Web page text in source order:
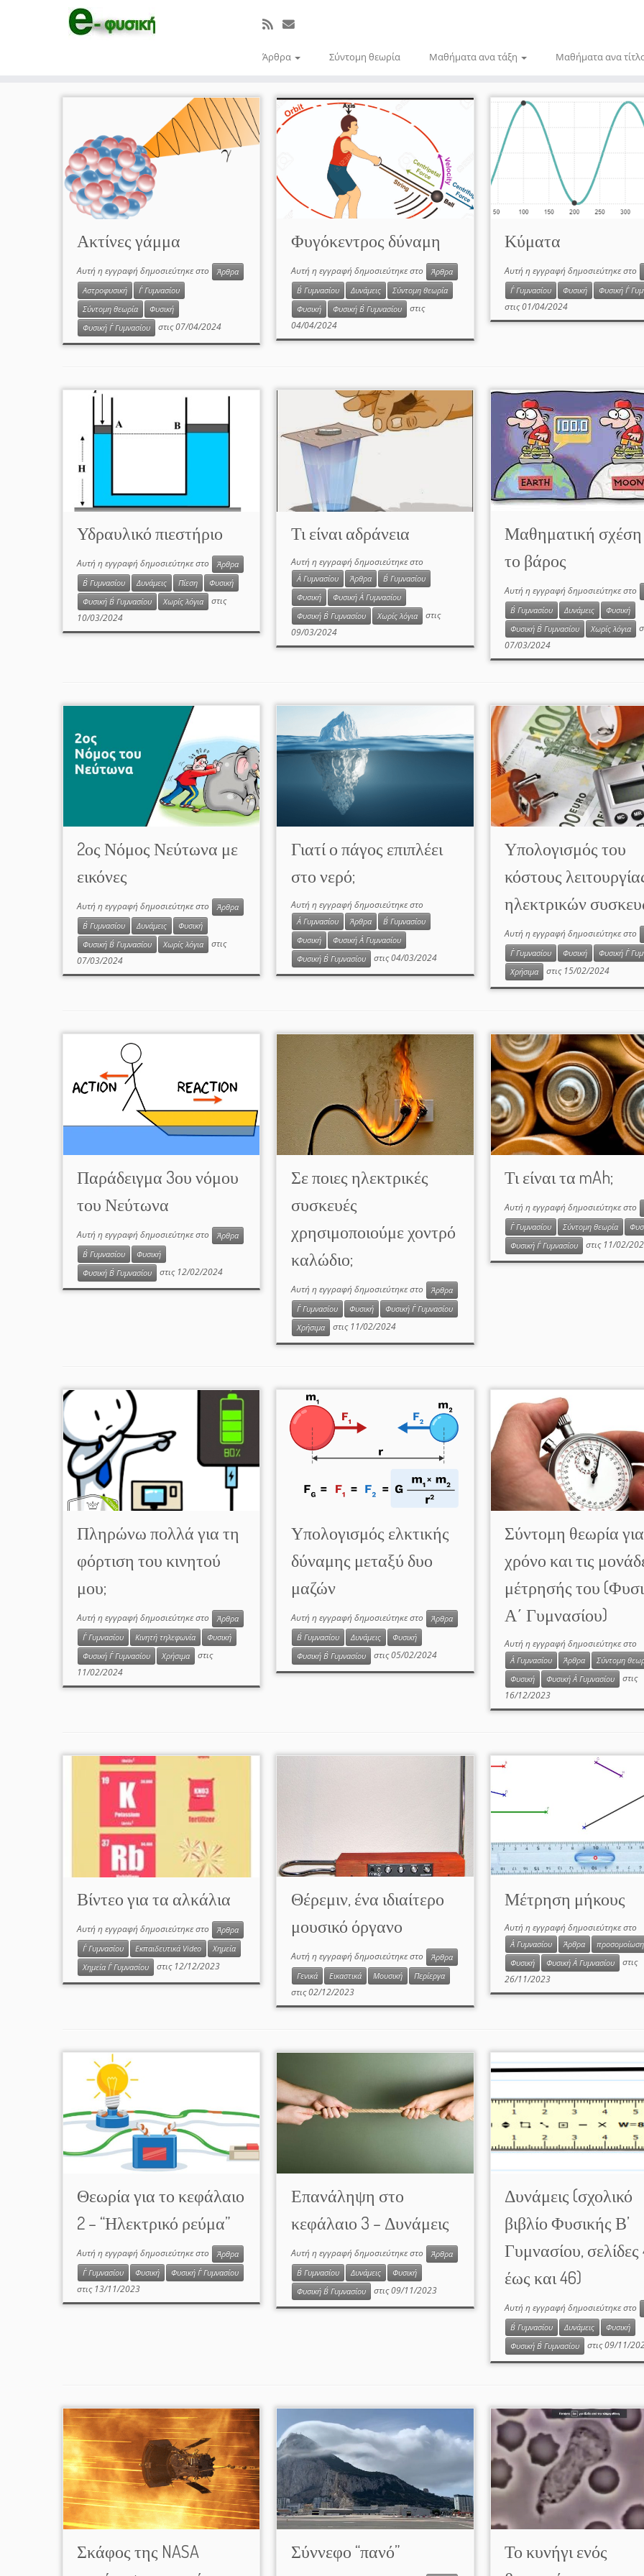
Άρθρα Σύντομη θεωρία Μαθήματα ανα τάξη Μαθήματα ανα
Ακτίνες γάμμα
Αυτή η εγγραφή δημοσιεύτηκε στο
Άρθρα
Αστροφυσική
Γ΄ Γυμνασίου
Σύντομη θεωρία
Φυσική
Φυσική Γ΄ Γυμνασίου
στις07/04/2024
Φυγόκεντρος δύναμη
Αυτή η εγγραφή δημοσιεύτηκε στο
Άρθρα
Β΄ Γυμνασίου
Δυνάμεις
Σύντομη θεωρία
Φυσική
Φυσική Β΄ Γυμνασίου
στις
04/04/2024
Κύματα
Αυτή η εγγραφή δημοσιεύτηκε στο
Γ΄ Γυμνασίου Φυσική Φυσική Γ΄
στις01/04/2024
Υδραυλικό πιεστήριο
Αυτή η εγγραφή δημοσιεύτηκε στο
Άρθρα
Β΄ Γυμνασίου
Δυνάμεις Πίεση
Φυσική
Φυσική Β΄ Γυμνασίου
Χωρίς λόγια
στις
10/03/2024
Τι είναι αδράνεια
Αυτή η εγγραφή δημοσιεύτηκε στο
Α΄ Γυμνασίου Άρθρα
Β΄ Γυμνασίου
Φυσική
Φυσική Α΄ Γυμνασίου
Φυσική Β΄ Γυμνασίου
Χωρίς λόγια
στις
09/03/2024
Μαθηματική σχέση
το βάρος
Αυτή η εγγραφή δημοσιεύτηκε στο
Β΄ Γυμνασίου Δυνάμεις
Φυσική
Φυσική Β΄ Γυμνασίου
Χωρίς λόγια
07/03/2024
2ος Νόμος Νεύτωνα με
εικόνες
Αυτή η εγγραφή δημοσιεύτηκε στο
Άρθρα
Β΄ Γυμνασίου
Δυνάμεις
Φυσική
Φυσική Β΄ Γυμνασίου
Χωρίς λόγια
στις
07/03/2024
Γιατί ο πάγος επιπλέει
στο νερό;
Αυτή η εγγραφή δημοσιεύτηκε στο
Α΄ Γυμνασίου Άρθρα
Β΄ Γυμνασίου
Φυσική
Φυσική Α΄ Γυμνασίου
Φυσική Β΄ Γυμνασίου
στις04/03/2024
Υπολογισμός του
κόστους
ηλεκτρικών
Αυτή η εγγραφή δημοσιεύτηκε στο
Γ΄ Γυμνασίου Φυσική
Φυσική Γ΄
Χρήσιμα
στις 15/02/2024
Παράδειγμα 3ου νόμου
του Νεύτωνα
Αυτή η εγγραφή δημοσιεύτηκε στο
Άρθρα
Β΄ Γυμνασίου
Φυσική
Φυσική Β΄ Γυμνασίου
στις 12/02/2024
Σε ποιες ηλεκτρικές
συσκευές
χρησιμοποιούμε χοντρό
καλώδιο;
Αυτή η εγγραφή δημοσιεύτηκε στο
Άρθρα
Γ΄ Γυμνασίου
Φυσική
Φυσική Γ΄ Γυμνασίου
Χρήσιμα
στις 11/02/2024
Τι είναι τα mAh;
Αυτή η εγγραφή δημοσιεύτηκε στο
Γ΄ Γυμνασίου Σύντομη θεωρία
Φυσική Γ΄ Γυμνασίου
στις 11/02/
Πληρώνω πολλά για τη
φόρτιση του κινητού
μου;
Αυτή η εγγραφή δημοσιεύτηκε στο
Άρθρα
Γ΄ Γυμνασίου
Κινητή τηλεφωνία
Φυσική
Φυσική Γ΄ Γυμνασίου
Χρήσιμα
στις
11/02/2024
Υπολογισμός ελκτικής
δύναμης μεταξύ δυο
μαζών
Αυτή η εγγραφή δημοσιεύτηκε στο
Άρθρα
Β΄ Γυμνασίου
Δυνάμεις
Φυσική
Φυσική Β΄ Γυμνασίου
στις05/02/2024
Σύντομη θεωρία
χρόνο και τις
μέτρησής του
Α΄ Γυμνασίου)
Αυτή η εγγραφή δημοσιεύτηκε στο
Α΄ Γυμνασίου Άρθρα
Σύντομη
Φυσική
Φυσική Α΄ Γυμνασίου
στις
16/12/2023
Βίντεο για τα αλκάλια
Αυτή η εγγραφή δημοσιεύτηκε στο
Άρθρα
Γ΄ Γυμνασίου
Εκπαιδευτικά Video
Χημεία
Χημεία Γ΄ Γυμνασίου
στις 12/12/2023
Θέρεμιν, ένα ιδιαίτερο
μουσικό όργανο
Αυτή η εγγραφή δημοσιεύτηκε στο
Άρθρα
Γενικά
Εικαστικά Μουσική Περίεργα
στις02/12/2023
Μέτρηση μήκους
Αυτή η εγγραφή δημοσιεύτηκε στο
Α΄ Γυμνασίου Άρθρα
προσομοίωση
Φυσική
Φυσική Α΄ Γυμνασίου
στις
26/11/2023
Θεωρία για το κεφάλαιο
2 – “Ηλεκτρικό ρεύμα”
Αυτή η εγγραφή δημοσιεύτηκε στο
Άρθρα
Γ΄ Γυμνασίου
Φυσική Φυσική Γ΄ Γυμνασίου
στις 13/11/2023
Επανάληψη στο
κεφάλαιο 3 – Δυνάμεις
Αυτή η εγγραφή δημοσιεύτηκε στο
Άρθρα
Β΄ Γυμνασίου
Δυνάμεις
Φυσική
Φυσική Β΄ Γυμνασίου
στις09/11/2023
Δυνάμεις (σχολικό
βιβλίο Φυσικής Β’
Γυμνασίου, σελίδες
έως και 46)
Αυτή η εγγραφή δημοσιεύτηκε στο
Β΄ Γυμνασίου Δυνάμεις
Φυσική
Φυσική Β΄ Γυμνασίου
στις09/11/
Σκάφος της NASA
Σύννεφο “πανό”
Το κυνήγι ενός